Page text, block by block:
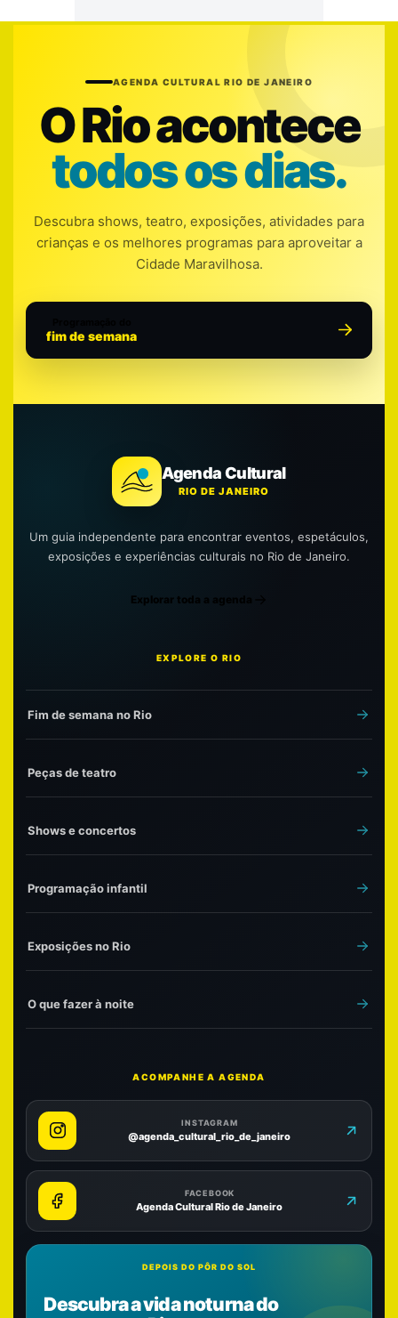
AGENDA CULTURAL RIO DE JANEIRO
O Rio acontece
todos os dias.
Descubra shows, teatro, exposições, atividades para
crianças e os melhores programas para aproveitar a
Cidade Maravilhosa.
fim de semana
Agenda Cultural
RIO DE JANEIRO
Um guia independente para encontrar eventos, espetáculos,
exposições e experiências culturais no Rio de Janeiro.
Explorar toda a agenda
EXPLORE O RIO
Fim de semana no Rio
Peças de teatro
Shows e concertos
Programação infantil
Exposições no Rio
O que fazer à noite
ACOMPANHE A AGENDA
INSTAGRAM
@agenda_cultural_rio_de_janeiro
FACEBOOK
Agenda Cultural Rio de Janeiro
DEPOIS DO PÔR DO SOL
Descubra a vida noturna do